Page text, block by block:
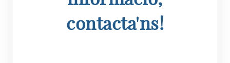
contacta'ns!